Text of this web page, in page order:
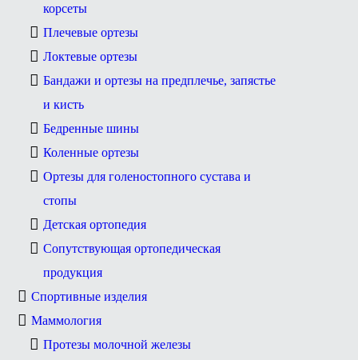
корсеты
Плечевые ортезы
Локтевые ортезы
Бандажи и ортезы на предплечье, запястье
и кисть
Бедренные шины
Коленные ортезы
Ортезы для голеностопного сустава и
стопы
Детская ортопедия
Сопутствующая ортопедическая
продукция
Спортивные изделия
Маммология
Протезы молочной железы